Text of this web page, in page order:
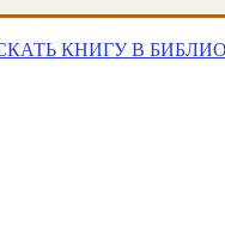
КНИГУ В